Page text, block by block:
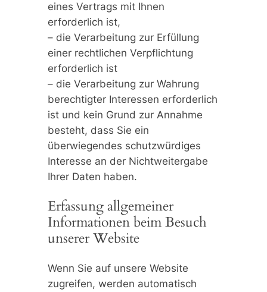
eines Vertrags mit Ihnen
erforderlich ist,
– die Verarbeitung zur Erfüllung
einer rechtlichen Verpflichtung
erforderlich ist
– die Verarbeitung zur Wahrung
berechtigter Interessen erforderlich
ist und kein Grund zur Annahme
besteht, dass Sie ein
überwiegendes schutzwürdiges
Interesse an der Nichtweitergabe
Ihrer Daten haben.
Erfassung allgemeiner
Informationen beim Besuch
unserer Website
Wenn Sie auf unsere Website
zugreifen, werden automatisch